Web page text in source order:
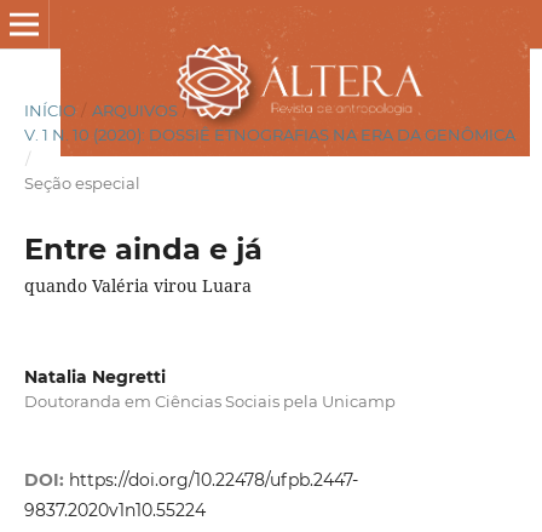
INÍCIO / ARQUIVOS /
V. 1 N. 10 (2020): DOSSIÊ ETNOGRAFIAS NA ERA DA GENÔMICA
/
Seção especial
Entre ainda e já
quando Valéria virou Luara
Natalia Negretti
Doutoranda em Ciências Sociais pela Unicamp
DOI: https://doi.org/10.22478/ufpb.2447-
9837.2020v1n10.55224